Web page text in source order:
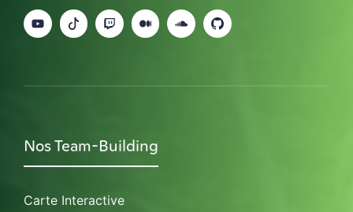
Nos Team-Building
Carte Interactive